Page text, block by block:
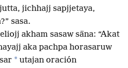
jichhajj sapjjetaya,
sasa.
akham sasaw säna: “Akat
aka pachpa horasaruw
* utajan oración